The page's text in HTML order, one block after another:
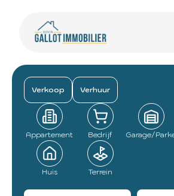
Verkoop Verhuur
Appartement Bedrijf Garage/
Huis Terrein